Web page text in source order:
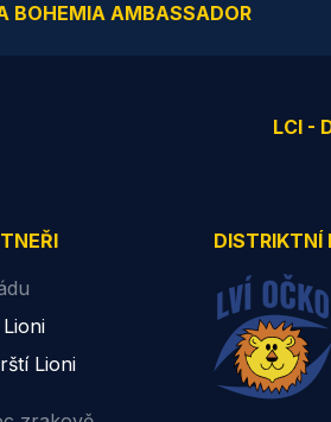
BOHEMIA AMBASSADOR
LCI -
Lioni
DISTRIKTNÍ